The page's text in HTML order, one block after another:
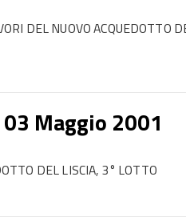
DEL NUOVO ACQUEDOTTO
Maggio 2001
DEL LISCIA, 3° LOTTO